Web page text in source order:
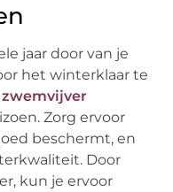
jaar door van je
het winterklaar te
zwemvijver
Zorg ervoor
beschermt, en
Door
kun je ervoor